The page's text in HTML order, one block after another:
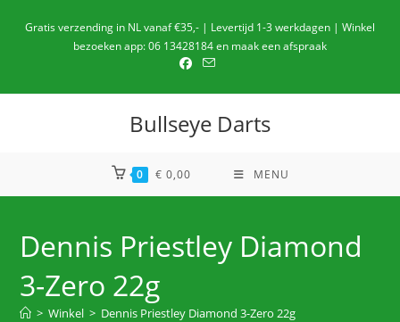
naarGratis verzending in NL vanaf €35,- | Levertijd 1-3 werkdagen | Winkel
bezoeken app: 06 13428184 en maak een afspraak
Bullseye Darts
0 € 0,00 MENU
Dennis Priestley Diamond
3-Zero 22g
> Winkel > Dennis Priestley Diamond 3-Zero 22g